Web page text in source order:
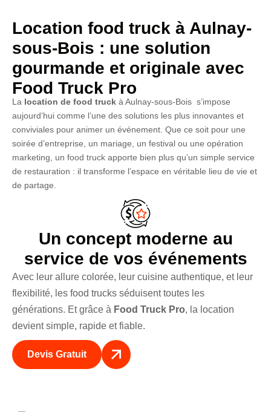
Location food truck à Aulnay-
sous-Bois : une solution
gourmande et originale avec
Food Truck Pro
La location de food truck à Aulnay-sous-Bois s’impose
aujourd’hui comme l’une des solutions les plus innovantes et
conviviales pour animer un événement. Que ce soit pour une
soirée d’entreprise, un mariage, un festival ou une opération
marketing, un food truck apporte bien plus qu’un simple service
de restauration : il transforme l’espace en véritable lieu de vie et
de partage.
Un concept moderne au
service de vos événements
Avec leur allure colorée, leur cuisine authentique, et leur
flexibilité, les food trucks séduisent toutes les
générations. Et grâce à Food Truck Pro, la location
devient simple, rapide et fiable.
Devis Gratuit